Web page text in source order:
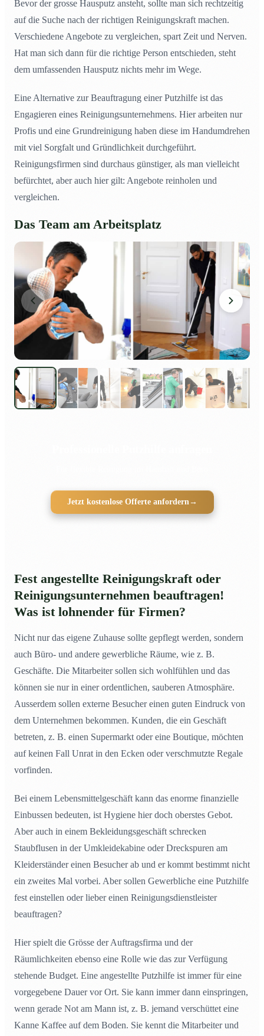
Bevor der grosse Hausputz ansteht, sollte man sich rechtzeitig
auf die Suche nach der richtigen Reinigungskraft machen.
Verschiedene Angebote zu vergleichen, spart Zeit und Nerven.
Hat man sich dann für die richtige Person entschieden, steht
dem umfassenden Hausputz nichts mehr im Wege.
Eine Alternative zur Beauftragung einer Putzhilfe ist das
Engagieren eines Reinigungsunternehmens. Hier arbeiten nur
Profis und eine Grundreinigung haben diese im Handumdrehen
mit viel Sorgfalt und Gründlichkeit durchgeführt.
Reinigungsfirmen sind durchaus günstiger, als man vielleicht
befürchtet, aber auch hier gilt: Angebote reinholen und
vergleichen.
Das Team am Arbeitsplatz
Jetzt kostenlose Offerte anfordern→
Fest angestellte Reinigungskraft oder
Reinigungsunternehmen beauftragen!
Was ist lohnender für Firmen?
Nicht nur das eigene Zuhause sollte gepflegt werden, sondern
auch Büro- und andere gewerbliche Räume, wie z. B.
Geschäfte. Die Mitarbeiter sollen sich wohlfühlen und das
können sie nur in einer ordentlichen, sauberen Atmosphäre.
Ausserdem sollen externe Besucher einen guten Eindruck von
dem Unternehmen bekommen. Kunden, die ein Geschäft
betreten, z. B. einen Supermarkt oder eine Boutique, möchten
auf keinen Fall Unrat in den Ecken oder verschmutzte Regale
vorfinden.
Bei einem Lebensmittelgeschäft kann das enorme finanzielle
Einbussen bedeuten, ist Hygiene hier doch oberstes Gebot.
Aber auch in einem Bekleidungsgeschäft schrecken
Staubflusen in der Umkleidekabine oder Dreckspuren am
Kleiderständer einen Besucher ab und er kommt bestimmt nicht
ein zweites Mal vorbei. Aber sollen Gewerbliche eine Putzhilfe
fest einstellen oder lieber einen Reinigungsdienstleister
beauftragen?
Hier spielt die Grösse der Auftragsfirma und der
Räumlichkeiten ebenso eine Rolle wie das zur Verfügung
stehende Budget. Eine angestellte Putzhilfe ist immer für eine
vorgegebene Dauer vor Ort. Sie kann immer dann einspringen,
wenn gerade Not am Mann ist, z. B. jemand verschüttet eine
Kanne Kaffee auf dem Boden. Sie kennt die Mitarbeiter und